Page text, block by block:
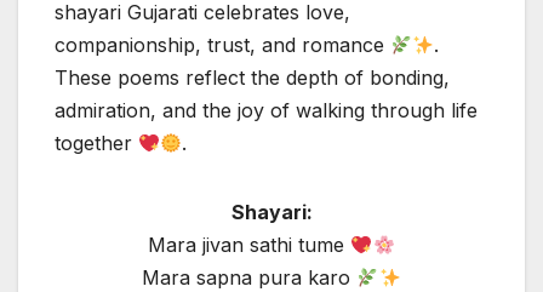
shayari Gujarati celebrates love,
companionship, trust, and romance
.
These poems reflect the depth of bonding,
admiration, and the joy of walking through life
together
.
Shayari:
Mara jivan sathi tume
Mara sapna pura karo